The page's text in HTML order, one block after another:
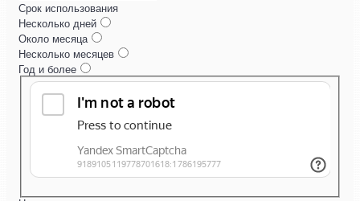
Срок использования
Несколько дней
Около месяца
Несколько месяцев
Год и более